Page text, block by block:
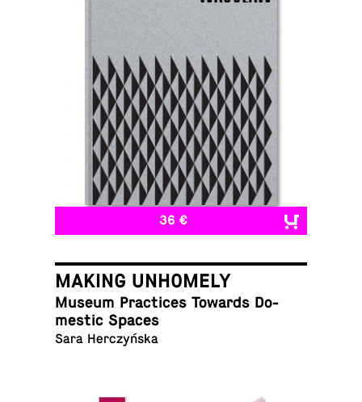
36 €
MAKING UNHOMELY
Museum Prac­tices Towards Do­
mes­tic Spaces
Sara Herczyńska